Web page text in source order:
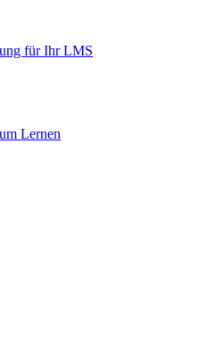
für Ihr LMS
Lernen